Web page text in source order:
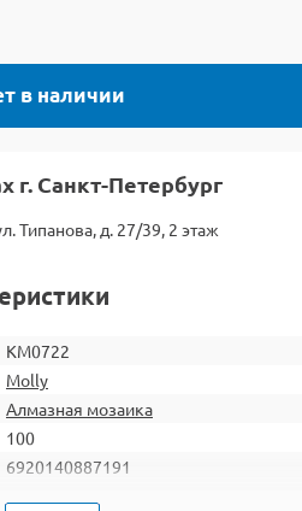
в наличии
г. Санкт-Петербург
Типанова, д. 27/39, 2 этаж
KM0722
Molly
Алмазная мозаика
100
6920140887191